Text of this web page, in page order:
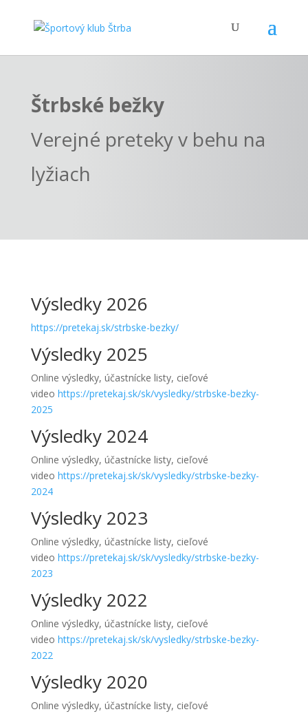
Štrbské bežky
Verejné preteky v behu na
lyžiach
Výsledky 2026
https://pretekaj.sk/strbske-bezky/
Výsledky 2025
Online výsledky, účastnícke listy, cieľové
video https://pretekaj.sk/sk/vysledky/strbske-bezky-
2025
Výsledky 2024
Online výsledky, účastnícke listy, cieľové
video https://pretekaj.sk/sk/vysledky/strbske-bezky-
2024
Výsledky 2023
Online výsledky, účastnícke listy, cieľové
video https://pretekaj.sk/sk/vysledky/strbske-bezky-
2023
Výsledky 2022
Online výsledky, účastnícke listy, cieľové
video https://pretekaj.sk/sk/vysledky/strbske-bezky-
2022
Výsledky 2020
Online výsledky, účastnícke listy, cieľové